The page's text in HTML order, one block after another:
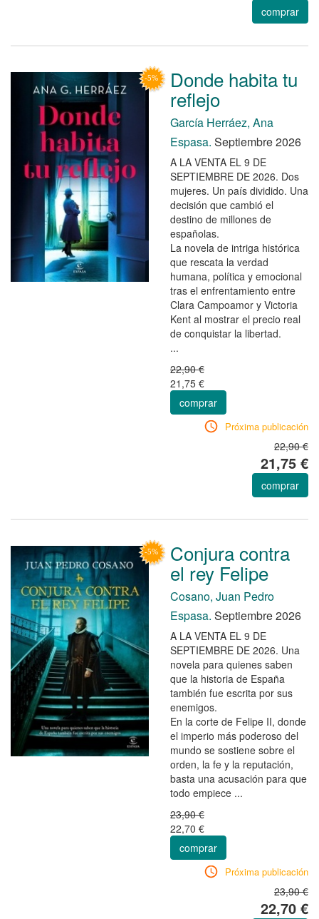
comprar
Donde habita tu
reflejo
García Herráez, Ana
Espasa. Septiembre 2026
A LA VENTA EL 9 DE
SEPTIEMBRE DE 2026. Dos
mujeres. Un país dividido. Una
decisión que cambió el
destino de millones de
españolas.
La novela de intriga histórica
que rescata la verdad
humana, política y emocional
tras el enfrentamiento entre
Clara Campoamor y Victoria
Kent al mostrar el precio real
de conquistar la libertad.
...
22,90 €
21,75 €
comprar
Próxima publicación
22,90 €
21,75 €
comprar
Conjura contra
el rey Felipe
Cosano, Juan Pedro
Espasa. Septiembre 2026
A LA VENTA EL 9 DE
SEPTIEMBRE DE 2026. Una
novela para quienes saben
que la historia de España
también fue escrita por sus
enemigos.
En la corte de Felipe II, donde
el imperio más poderoso del
mundo se sostiene sobre el
orden, la fe y la reputación,
basta una acusación para que
todo empiece ...
23,90 €
22,70 €
comprar
Próxima publicación
23,90 €
22,70 €